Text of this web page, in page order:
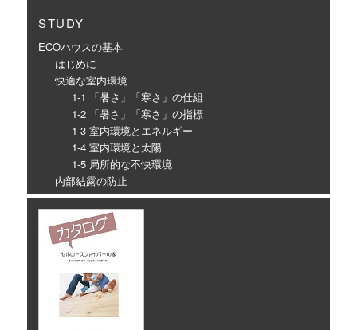
STUDY
ECOハウスの基本
はじめに
快適な室内環境
1-1 「暑さ」「寒さ」の仕組
1-2 「暑さ」「寒さ」の指標
1-3 室内環境とエネルギー
1-4 室内環境と太陽
1-5 局所的な不快環境
内部結露の防止